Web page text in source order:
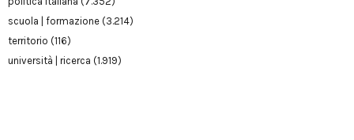
scuola | formazione (3.214)
territorio (116)
università | ricerca (1.919)